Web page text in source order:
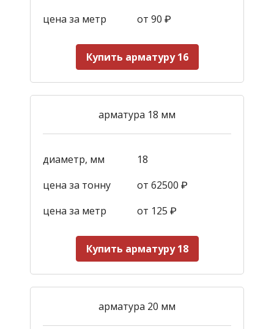
цена за метр от 90 ₽
Купить арматуру 16
арматура 18 мм
диаметр, мм
18
цена за тонну
от 62500 ₽
цена за метр
от 125 ₽
Купить арматуру 18
арматура 20 мм